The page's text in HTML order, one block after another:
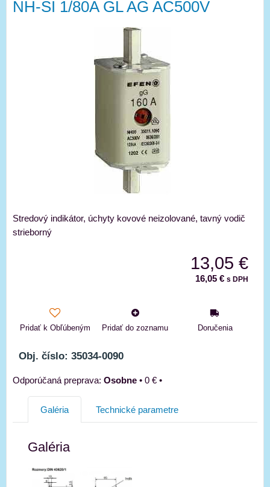
NH-SI 1/80A GL AG AC500V
Stredový indikátor, úchyty kovové neizolované, tavný vodič
strieborný
13,05 €
16,05 € s DPH
Pridať k Obľúbeným Pridať do zoznamu Doručenia
Obj. číslo: 35034-0090
Osobne • 0 € •
Galéria Technické parametre
Galéria